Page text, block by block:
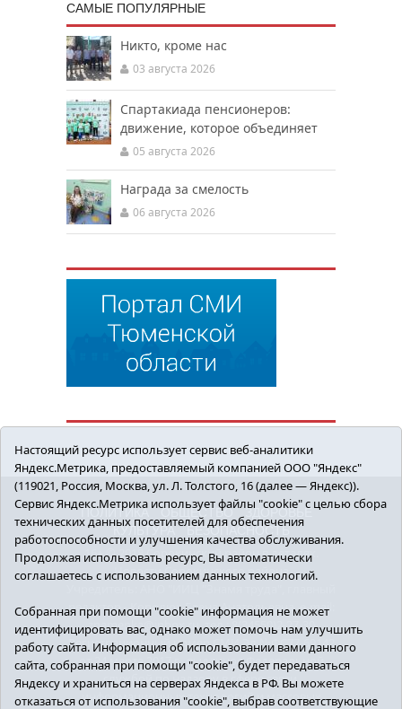
САМЫЕ ПОПУЛЯРНЫЕ
Никто, кроме нас
03 августа 2026
Спартакиада пенсионеров:
движение, которое объединяет
05 августа 2026
Награда за смелость
06 августа 2026
ПОЛИТИКА ОБЩЕСТВО
ЗДОРОВЬЕ
КУЛЬТУРА
БЕЗОПАСНОСТЬ
16+ © 2018 Сорокинский район в деталях.
Новости Сорокинского района
редактор - Королюк Елена Анатольевна, e-mail:
znamenka@inbox.ru, тел.: 8(34550)2-27-30
Регистрационный номер СМИ Эл №ФС77-69142
от 24 марта 2017 г., выданное Федеральной
службой по надзору в сфере связи,
информационных технологий и массовых
Настоящий ресурс использует сервис веб-аналитики
Яндекс.Метрика, предоставляемый компанией ООО "Яндекс"
(119021, Россия, Москва, ул. Л. Толстого, 16 (далее — Яндекс)).
Сервис Яндекс.Метрика использует файлы "cookie" с целью сбора
технических данных посетителей для обеспечения
работоспособности и улучшения качества обслуживания.
Продолжая использовать ресурс, Вы автоматически
соглашаетесь с использованием данных технологий.
Собранная при помощи "cookie" информация не может
идентифицировать вас, однако может помочь нам улучшить
работу сайта. Информация об использовании вами данного
сайта, собранная при помощи "cookie", будет передаваться
Яндексу и храниться на серверах Яндекса в РФ. Вы можете
отказаться от использования "cookie", выбрав соответствующие